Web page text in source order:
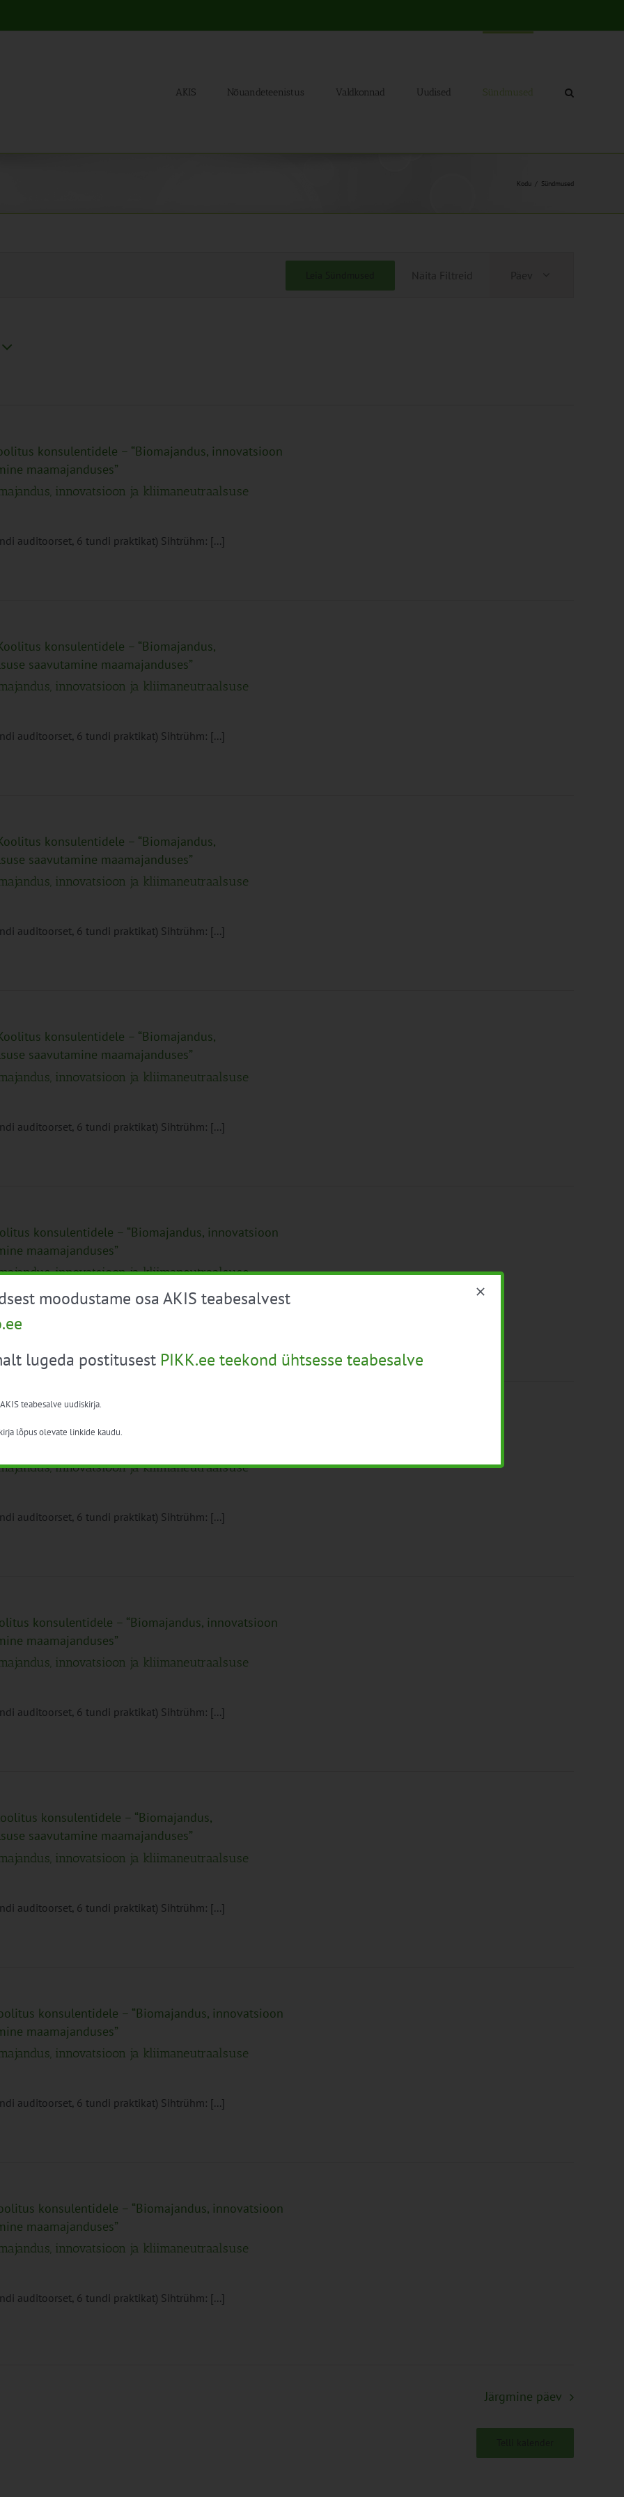
AKIS Nõuandeteenistus Valdkonnad Uudised Sündmused
Kodu Sündmused
Näita Filtreid
Views
Päev
konsulentidele – “Biomajandus, innovatsioon
maamajanduses”
innovatsioon ja kliimaneutraalsuse
auditoorset, 6 tundi praktikat) Sihtrühm: [...]
konsulentidele – “Biomajandus,
saavutamine maamajanduses”
innovatsioon ja kliimaneutraalsuse
auditoorset, 6 tundi praktikat) Sihtrühm: [...]
konsulentidele – “Biomajandus,
saavutamine maamajanduses”
innovatsioon ja kliimaneutraalsuse
auditoorset, 6 tundi praktikat) Sihtrühm: [...]
konsulentidele – “Biomajandus,
saavutamine maamajanduses”
innovatsioon ja kliimaneutraalsuse
auditoorset, 6 tundi praktikat) Sihtrühm: [...]
konsulentidele – “Biomajandus, innovatsioon
maamajanduses”
innovatsioon ja kliimaneutraalsuse
auditoorset, 6 tundi praktikat) Sihtrühm: [...]
konsulentidele – “Biomajandus, innovatsioon
innovatsioon ja kliimaneutraalsuse
auditoorset, 6 tundi praktikat) Sihtrühm: [...]
konsulentidele – “Biomajandus, innovatsioon
maamajanduses”
innovatsioon ja kliimaneutraalsuse
auditoorset, 6 tundi praktikat) Sihtrühm: [...]
konsulentidele – “Biomajandus,
saavutamine maamajanduses”
innovatsioon ja kliimaneutraalsuse
auditoorset, 6 tundi praktikat) Sihtrühm: [...]
konsulentidele – “Biomajandus, innovatsioon
maamajanduses”
innovatsioon ja kliimaneutraalsuse
auditoorset, 6 tundi praktikat) Sihtrühm: [...]
konsulentidele – “Biomajandus, innovatsioon
maamajanduses”
innovatsioon ja kliimaneutraalsuse
auditoorset, 6 tundi praktikat) Sihtrühm: [...]
Järgmine päev
moodustame osa AKIS teabesalvest
lugeda postitusest PIKK.ee teekond ühtsesse teabesalve
teabesalve uudiskirja.
lõpus olevate linkide kaudu.